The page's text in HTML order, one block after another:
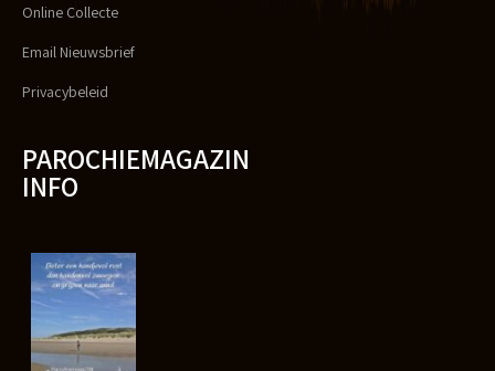
Online Collecte
Email Nieuwsbrief
Privacybeleid
PAROCHIEMAGAZIN
INFO